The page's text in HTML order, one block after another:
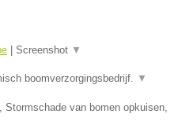
| Screenshot ▼
boomverzorgingsbedrijf. ▼
van bomen opkuisen,